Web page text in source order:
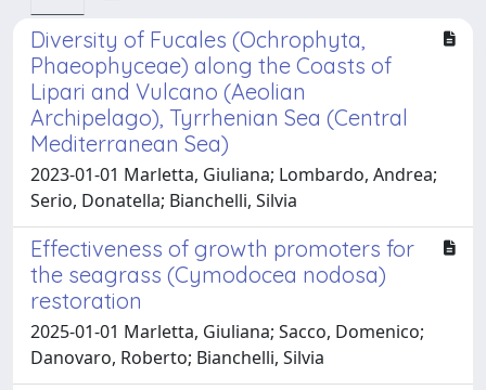
Diversity of Fucales (Ochrophyta,
Phaeophyceae) along the Coasts of
Lipari and Vulcano (Aeolian
Archipelago), Tyrrhenian Sea (Central
Mediterranean Sea)
2023-01-01 Marletta, Giuliana; Lombardo, Andrea;
Serio, Donatella; Bianchelli, Silvia
Effectiveness of growth promoters for
the seagrass (Cymodocea nodosa)
restoration
2025-01-01 Marletta, Giuliana; Sacco, Domenico;
Danovaro, Roberto; Bianchelli, Silvia